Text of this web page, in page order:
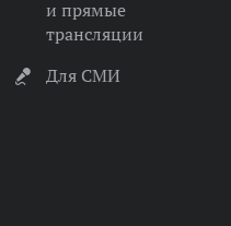
и прямые
трансляции
Для СМИ